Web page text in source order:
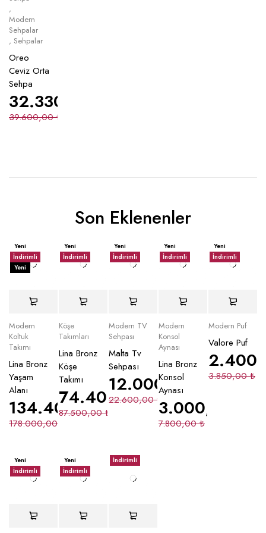
,
Modern
Sehpalar
, Sehpalar
Oreo
Ceviz Orta
Sehpa
39.600,00₺
32.330,00
Son Eklenenler
Yeni
İndirimli
Yeni
Modern
Koltuk
Takımı
Lina Bronz
Yaşam
Alanı
178.000,00
134.400,00₺
Yeni
İndirimli
Köşe
Takımları
Lina Bronz
Köşe
Takımı
87.500,00₺
74.400,00₺
Yeni
İndirimli
Modern TV
Sehpası
Malta Tv
Sehpası
22.600,00₺
12.000,00
Yeni
İndirimli
Modern
Konsol
Aynası
Lina Bronz
Konsol
Aynası
7.800,00₺
3.000,00
Yeni
İndirimli
Modern Puf
Valore Puf
3.850,00₺
Yeni
İndirimli
Yeni
İndirimli
İndirimli